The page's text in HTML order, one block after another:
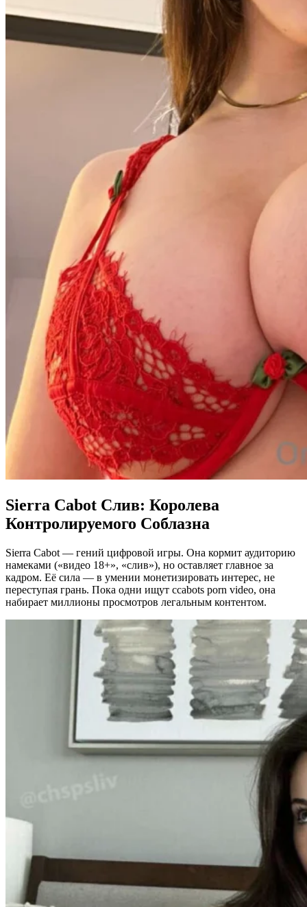
Sierra Cabot Слив: Королева
Контролируемого Соблазна
Sierra Cabot — гений цифровой игры. Она кормит аудиторию
намеками («видео 18+», «слив»), но оставляет главное за
кадром. Её сила — в умении монетизировать интерес, не
переступая грань. Пока одни ищут ccabots porn video, она
набирает миллионы просмотров легальным контентом.